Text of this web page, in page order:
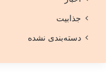
جذابیت
دسته‌بندی نشده